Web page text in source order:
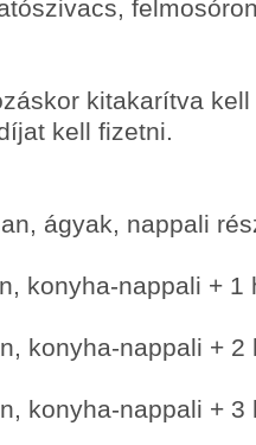
kitakarítva
kell fizetni.
ágyak, nappali
konyha-nappali + 1
konyha-nappali + 2
konyha-nappali + 3